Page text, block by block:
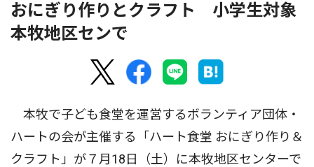
おにぎり作りとクラフト 小学生対象
本牧地区センで
本牧で子ども食堂を運営するボランティア団体・
ハートの会が主催する「ハート食堂 おにぎり作り＆
クラフト」が７月18日（土）に本牧地区センターで